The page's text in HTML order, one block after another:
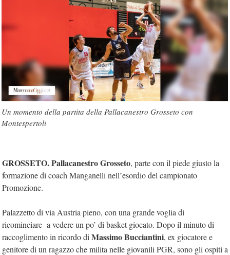
Un momento della partita della Pallacanestro Grosseto con
Montespertoli
GROSSETO. Pallacanestro Grosseto, parte con il piede giusto la
formazione di coach Manganelli nell’esordio del campionato
Promozione.
Palazzetto di via Austria pieno, con una grande voglia di
ricominciare a vedere un po’ di basket giocato. Dopo il minuto di
raccoglimento in ricordo di Massimo Bucciantini, ex giocatore e
genitore di un ragazzo che milita nelle giovanili PGR, sono gli ospiti a